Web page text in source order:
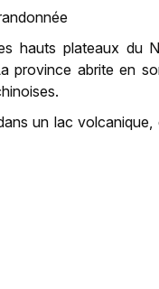
hauts plateaux du
province abrite en
un lac